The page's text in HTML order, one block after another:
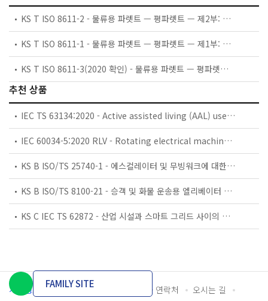
KS T ISO 8611-2 - 물류용 파렛트 — 평파렛트 — 제2부: 성능 기준 및 시험의 선택
KS T ISO 8611-1 - 물류용 파렛트 — 평파렛트 — 제1부: 시험방법
KS T ISO 8611-3(2020 확인) - 물류용 파렛트 — 평파렛트 — 제3부: 최대 적재 하중
추천 상품
IEC TS 63134:2020 - Active assisted living (AAL) use cases
IEC 60034-5:2020 RLV - Rotating electrical machines - Part 5: Degrees of protection provided by the integral design of rotating electrical machines (IP code) - Classification
KS B ISO/TS 25740-1 - 에스컬레이터 및 무빙워크에 대한 안전요건 — 제1부: 세계공통 필수 안전요건(GESRs)
KS B ISO/TS 8100-21 - 승객 및 화물 운송용 엘리베이터 —제21부: 세계공통 필수안전요건(GESRs)을 충족하는 세계공통 안전 파라미터(GSPs)
KS C IEC TS 62872 - 산업 시설과 스마트 그리드 사이의 산업 공정 측정, 제어 및 자동화 시스템 인터페이스
개인정보처리방침 이용약관 담당자 연락처
오시는 길
FAMILY SITE